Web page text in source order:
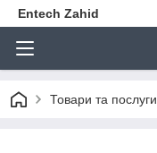
Entech Zahid
Товари та послуги